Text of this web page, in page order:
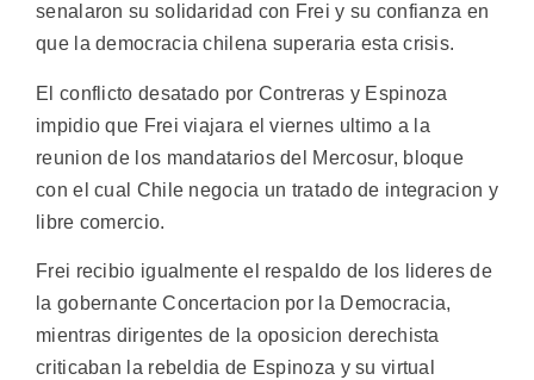
senalaron su solidaridad con Frei y su confianza en
que la democracia chilena superaria esta crisis.
El conflicto desatado por Contreras y Espinoza
impidio que Frei viajara el viernes ultimo a la
reunion de los mandatarios del Mercosur, bloque
con el cual Chile negocia un tratado de integracion y
libre comercio.
Frei recibio igualmente el respaldo de los lideres de
la gobernante Concertacion por la Democracia,
mientras dirigentes de la oposicion derechista
criticaban la rebeldia de Espinoza y su virtual